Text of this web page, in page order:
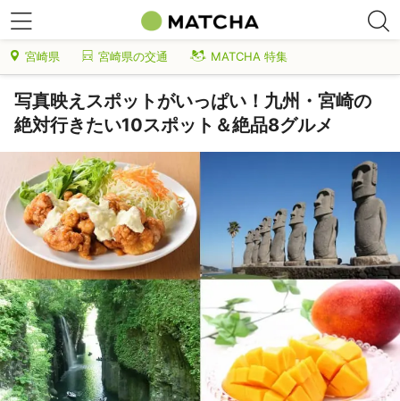
宮崎県 宮崎県の交通 MATCHA 特集
写真映えスポットがいっぱい！九州・宮崎の
絶対行きたい10スポット＆絶品8グルメ